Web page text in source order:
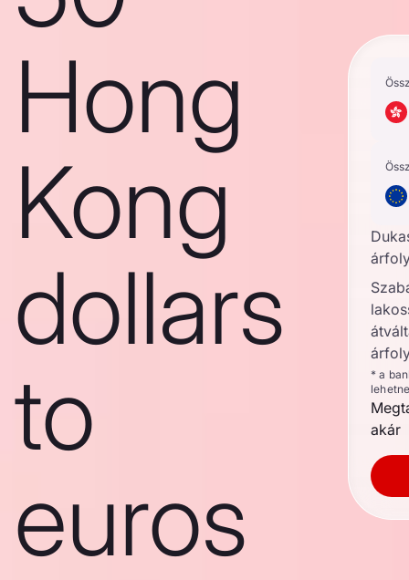
Hong
Kong
dollars
to
euros
* a
akár